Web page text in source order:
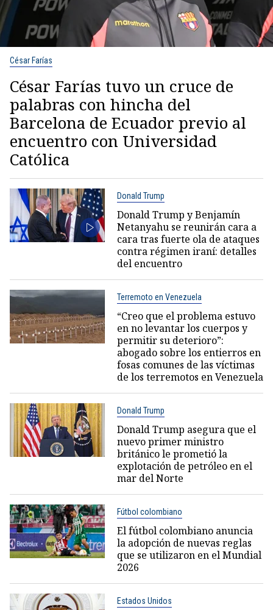
César Farías
César Farías tuvo un cruce de
palabras con hincha del
Barcelona de Ecuador previo al
encuentro con Universidad
Católica
Donald Trump
Donald Trump y Benjamín
Netanyahu se reunirán cara a
cara tras fuerte ola de ataques
contra régimen iraní: detalles
del encuentro
Terremoto en Venezuela
“Creo que el problema estuvo
en no levantar los cuerpos y
permitir su deterioro”:
abogado sobre los entierros en
fosas comunes de las víctimas
de los terremotos en Venezuela
Donald Trump
Donald Trump asegura que el
nuevo primer ministro
británico le prometió la
explotación de petróleo en el
mar del Norte
Fútbol colombiano
El fútbol colombiano anuncia
la adopción de nuevas reglas
que se utilizaron en el Mundial
2026
Estados Unidos